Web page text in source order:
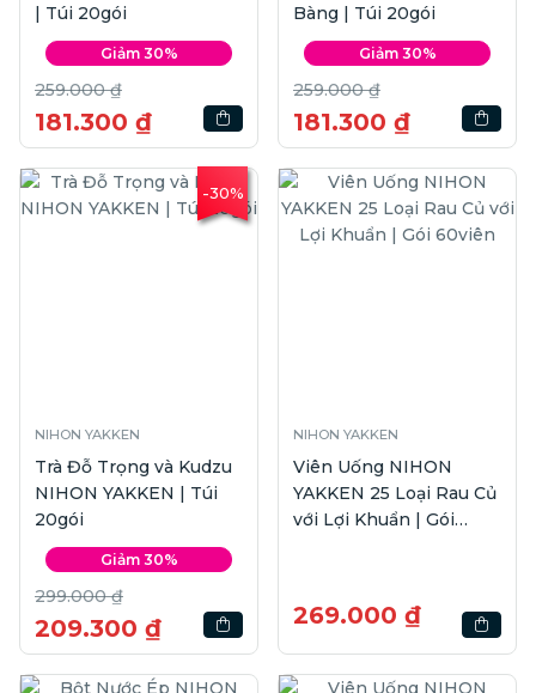
| Túi 20gói
Giảm 30%
259.000 ₫
181.300 ₫
Bàng | Túi 20gói
Giảm 30%
259.000 ₫
181.300 ₫
-30%
NIHON YAKKEN
Trà Đỗ Trọng và Kudzu
NIHON YAKKEN | Túi
20gói
Giảm 30%
299.000 ₫
209.300 ₫
NIHON YAKKEN
Viên Uống NIHON
YAKKEN 25 Loại Rau Củ
với Lợi Khuẩn | Gói
269.000 ₫